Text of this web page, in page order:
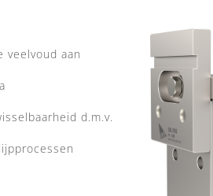
veelvoud aan
d.m.v.